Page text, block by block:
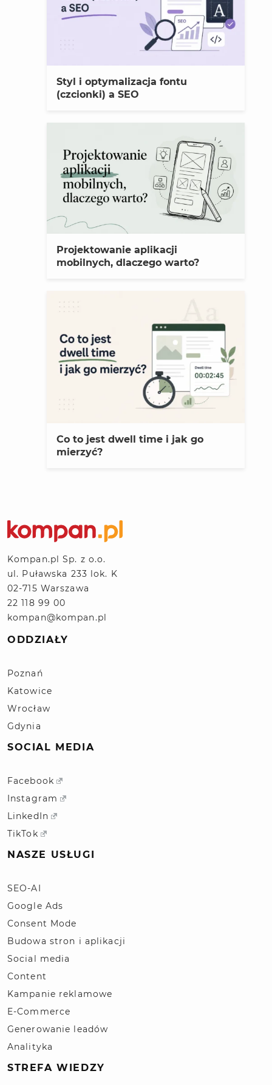
Styl i optymalizacja fontu
(czcionki) a SEO
Projektowanie aplikacji
mobilnych, dlaczego warto?
Co to jest dwell time i jak go
mierzyć?
Kompan.pl Sp. z o.o.
ul. Puławska 233 lok. K
02-715 Warszawa
22 118 99 00
kompan@kompan.pl
ODDZIAŁY
Poznań
Katowice
Wrocław
Gdynia
SOCIAL MEDIA
Facebook
Instagram
LinkedIn
TikTok
NASZE USŁUGI
SEO-AI
Google Ads
Consent Mode
Budowa stron i aplikacji
Social media
Content
Kampanie reklamowe
E-Commerce
Generowanie leadów
Analityka
STREFA WIEDZY